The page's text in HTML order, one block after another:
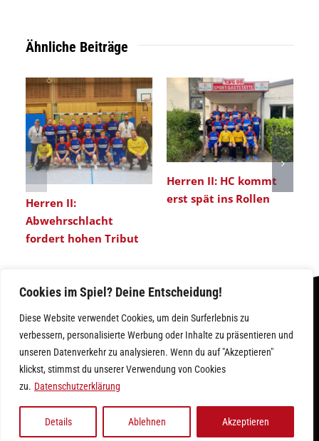
Cookies im Spiel? Deine Entscheidung!
Diese Website verwendet Cookies, um dein Surferlebnis zu
verbessern, personalisierte Werbung oder Inhalte zu präsentieren und
unseren Datenverkehr zu analysieren. Wenn du auf "Akzeptieren"
klickst, stimmst du unserer Verwendung von Cookies
zu. Datenschutzerklärung
Details Ablehnen Akzeptieren
Ähnliche Beiträge
Herren II:
Abwehrschlacht
fordert hohen Tribut
Herren II: HC kommt
erst spät ins Rollen
DATENSCHUTZ
FacebookInstagram